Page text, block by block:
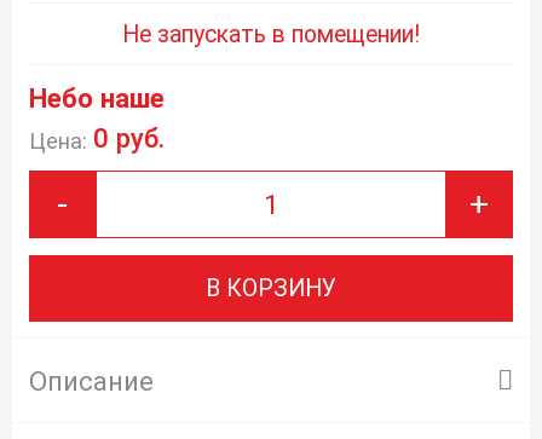
Не запускать в помещении!
Небо наше
Цена: 0 руб.
- +
В КОРЗИНУ
Описание